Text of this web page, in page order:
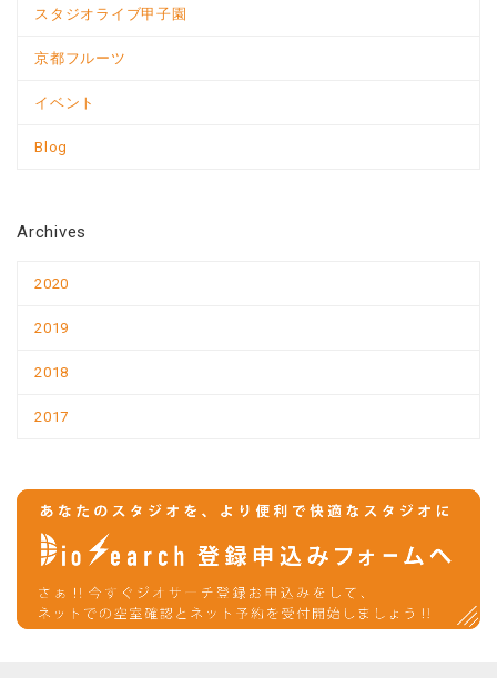
スタジオライブ甲子園
京都フルーツ
イベント
Blog
Archives
2020
2019
2018
2017